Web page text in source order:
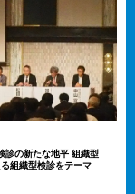
診の新たな地平 組織型
組織型検診をテーマ